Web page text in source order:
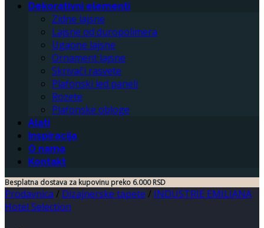
Dekorativni elementi
Zidne lajsne
Lajsne od duropolimera
Ugaone lajsne
Ornament lajsne
Skrivači rasvete
Plafonski led paneli
Rozete
Plafonske obloge
Alati
Inspiracija
O nama
Kontakt
Besplatna dostava za kupovinu preko 6.000 RSD
Prodavnica / Dizajnerske tapete / INDUSTRIE EMILIANA
Hotel Selection